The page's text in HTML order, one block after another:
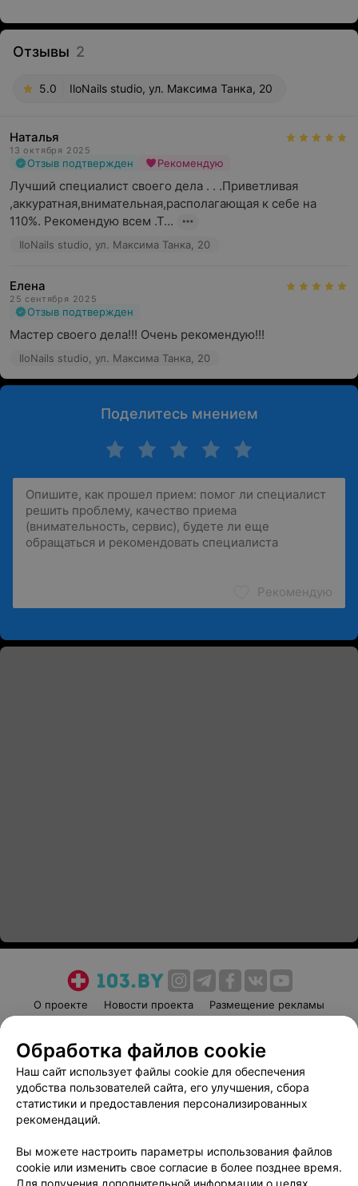
Отзывы 2
5.0 IloNails studio, ул. Максима Танка, 20
Наталья
13 октября 2025
Отзыв подтвержден Рекомендую
Лучший специалист своего дела . . .Приветливая
,аккуратная,внимательная,располагающая к себе на
110%. Рекомендую всем .Т...
IloNails studio, ул. Максима Танка, 20
Елена
25 сентября 2025
Отзыв подтвержден
Мастер своего дела!!! Очень рекомендую!!!
IloNails studio, ул. Максима Танка, 20
Поделитесь мнением
Рекомендую
О проекте Новости проекта
Размещение рекламы
Пользовательское соглашение
Способы оплаты
Вакансии
Партнеры
Написать руководителю 103.by
Обработка персональных данных
Обработка файлов cookie
Наш сайт использует файлы cookie для обеспечения
удобства пользователей сайта, его улучшения, сбора
статистики и предоставления персонализированных
рекомендаций.
Вы можете настроить параметры использования файлов
cookie или изменить свое согласие в более позднее время.
Для получения дополнительной информации о целях,